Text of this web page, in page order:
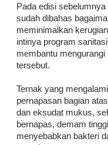
Pada edisi
sudah dibahas
meminimalkan
intinya program
membantu
tersebut.
Ternak yang
pernapasan bagian
dan eksudat mukus,
bernapas, demam
menyebabkan bakteri